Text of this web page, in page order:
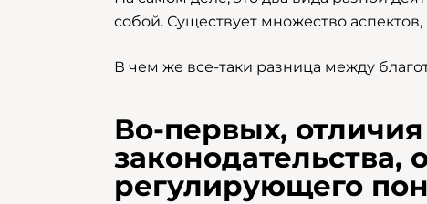
собой. Существует множество
В чем же все-таки разница между
Во-первых,
регулирующего